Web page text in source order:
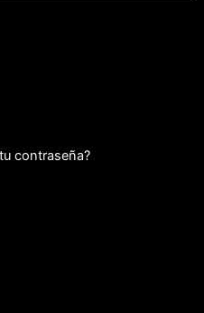
contraseña?